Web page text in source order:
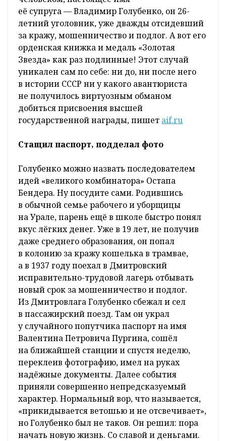
её супруга — Владимир Голубенко, он 26-
летний уголовник, уже дважды отсидевший
за кражу, мошенничество и подлог. А вот его
орденская книжка и медаль «Золотая
Звезда» как раз подлинные! Этот случай
уникален сам по себе: ни до, ни после него
в истории СССР ни у какого авантюриста
не получилось виртуозным обманом
добиться присвоения высшей
государственной награды, пишет aif.ru
Стащил паспорт, подделал фото
Голубенко можно назвать последователем
идей «великого комбинатора» Остапа
Бендера. Ну посудите сами. Родившись
в обычной семье рабочего и уборщицы
на Урале, парень ещё в школе быстро понял
вкус лёгких денег. Уже в 19 лет, не получив
даже среднего образования, он попал
в колонию за кражу кошелька в трамвае,
а в 1937 году поехал в Дмитровский
исправительно-трудовой лагерь отбывать
новый срок за мошенничество и подлог.
Из Дмитровлага Голубенко сбежал и сел
в пассажирский поезд. Там он украл
у случайного попутчика паспорт на имя
Валентина Петровича Пургина, сошёл
на ближайшей станции и спустя неделю,
переклеив фотографию, имел на руках
надёжные документы. Далее события
приняли совершенно непредсказуемый
характер. Нормальный вор, что называется,
«прикидывается ветошью и не отсвечивает»,
но Голубенко был не таков. Он решил: пора
начать новую жизнь. Со славой и деньгами.